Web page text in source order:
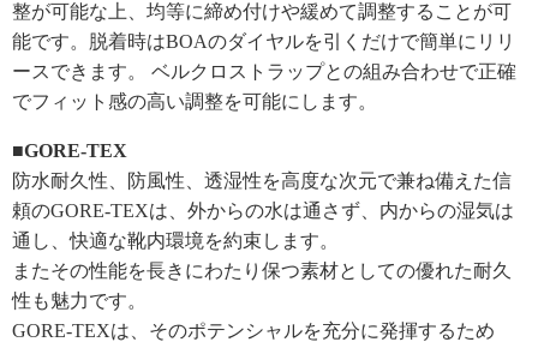
整が可能な上、均等に締め付けや緩めて調整することが可
能です。脱着時はBOAのダイヤルを引くだけで簡単にリリ
ースできます。 ベルクロストラップとの組み合わせで正確
でフィット感の高い調整を可能にします。
■GORE-TEX
防水耐久性、防風性、透湿性を高度な次元で兼ね備えた信
頼のGORE-TEXは、外からの水は通さず、内からの湿気は
通し、快適な靴内環境を約束します。
またその性能を長きにわたり保つ素材としての優れた耐久
性も魅力です。
GORE-TEXは、そのポテンシャルを充分に発揮するため